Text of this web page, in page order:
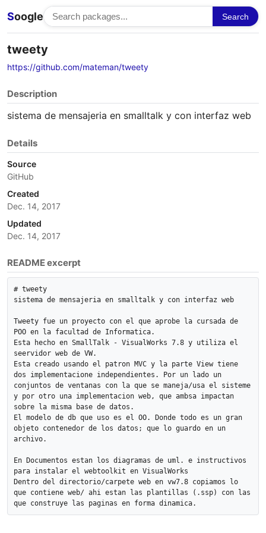
Soogle Search
tweety
https://github.com/mateman/tweety
Description
sistema de mensajeria en smalltalk y con interfaz web
Details
Source
GitHub
Created
Dec. 14, 2017
Updated
Dec. 14, 2017
README excerpt
# tweety
sistema de mensajeria en smalltalk y con interfaz web
Tweety fue un proyecto con el que aprobe la cursada de
POO en la facultad de Informatica.
Esta hecho en SmallTalk - VisualWorks 7.8 y utiliza el
seervidor web de VW.
Esta creado usando el patron MVC y la parte View tiene
dos implementacione independientes. Por un lado un
conjuntos de ventanas con la que se maneja/usa el sisteme
y por otro una implementacion web, que ambsa impactan
sobre la misma base de datos.
El modelo de db que uso es el OO. Donde todo es un gran
objeto contenedor de los datos; que lo guardo en un
archivo.
En Documentos estan los diagramas de uml. e instructivos
para instalar el webtoolkit en VisualWorks
Dentro del directorio/carpete web en vw7.8 copiamos lo
que contiene web/ ahi estan las plantillas (.ssp) con las